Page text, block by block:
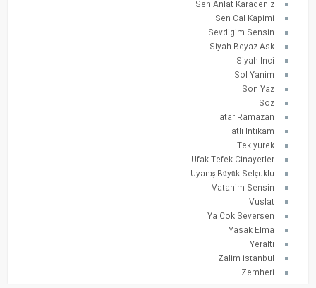
Sen Anlat Karadeniz
Sen Cal Kapimi
Sevdigim Sensin
Siyah Beyaz Ask
Siyah Inci
Sol Yanim
Son Yaz
Soz
Tatar Ramazan
Tatli Intikam
Tek yurek
Ufak Tefek Cinayetler
Uyanış Büyük Selçuklu
Vatanim Sensin
Vuslat
Ya Cok Seversen
Yasak Elma
Yeralti
Zalim istanbul
Zemheri